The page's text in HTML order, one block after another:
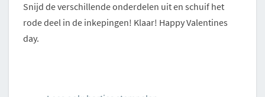
Snijd de verschillende onderdelen uit en schuif het
rode deel in de inkepingen! Klaar! Happy Valentines
day.